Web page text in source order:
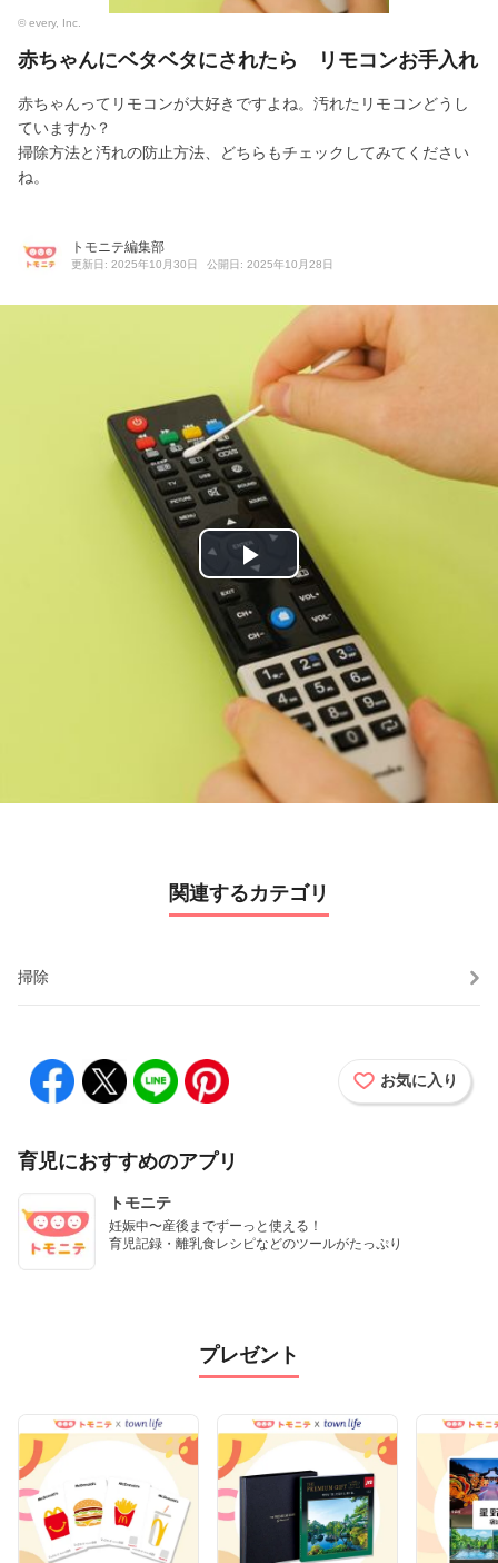
© every, Inc.
赤ちゃんにベタベタにされたら リモコンお手入れ
赤ちゃんってリモコンが大好きですよね。汚れたリモコンどうし
ていますか？
掃除方法と汚れの防止方法、どちらもチェックしてみてください
ね。
トモニテ編集部
更新日: 2025年10月30日 公開日: 2025年10月28日
P
l
a
V
d
e
関連するカテゴリ
掃除
お気に入り
育児におすすめのアプリ
トモニテ
妊娠中〜産後までずーっと使える！
育児記録・離乳食レシピなどのツールがたっぷり
プレゼント